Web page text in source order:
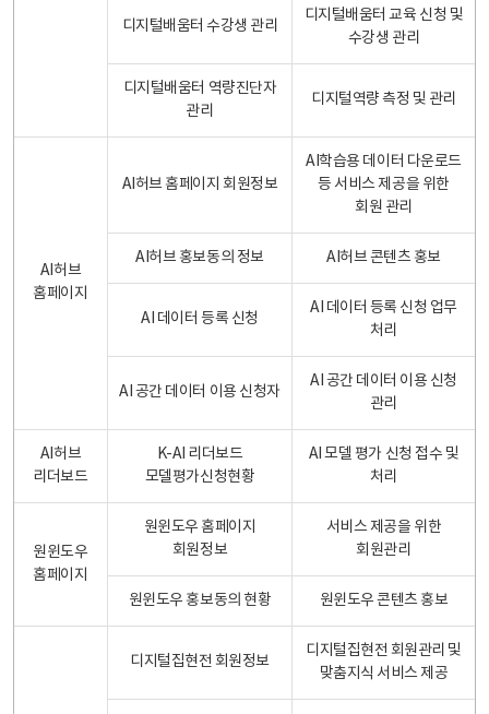
디지털배움터 수강생 관리
디지털배움터 교육 신청 및
수강생 관리
디지털배움터 역량진단자
관리
디지털역량 측정 및 관리
AI허브
홈페이지
AI허브 홈페이지 회원정보
AI학습용 데이터 다운로드
등 서비스 제공을 위한
회원 관리
AI허브 홍보동의 정보 AI허브 콘텐츠 홍보
AI 데이터 등록 신청
AI 데이터 등록 신청 업무
처리
AI 공간 데이터 이용 신청자
AI 공간 데이터 이용 신청
관리
AI허브
리더보드
K-AI 리더보드
모델평가신청현황
AI 모델 평가 신청 접수 및
처리
원윈도우
홈페이지
원윈도우 홈페이지
회원정보
서비스 제공을 위한
회원관리
원윈도우 홍보동의 현황 원윈도우 콘텐츠 홍보
디지털집현전 회원정보
디지털집현전 회원관리 및
맞춤지식 서비스 제공